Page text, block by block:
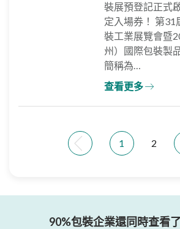
裝展預登記正式
定入場券！ 第31
裝工業展覽會暨
州）國際包裝製
簡稱為…
查看更多
1 2
90%包裝企業還同時查看